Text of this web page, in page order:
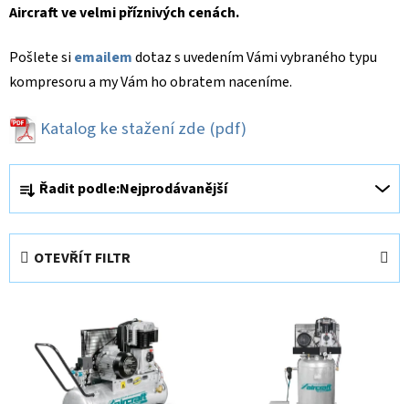
Aircraft ve velmi příznivých cenách.
Pošlete siemailemdotaz s uvedením Vámi vybraného typu
kompresoru a my Vám ho obratem naceníme.
Katalog ke stažení zde (pdf)
Ř
a
z
e
n
í
Řadit podle:Nejprodávanější
OTEVŘÍT FILTR